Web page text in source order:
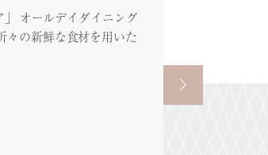
オールデイダイニング
々の新鮮な食材を用いた